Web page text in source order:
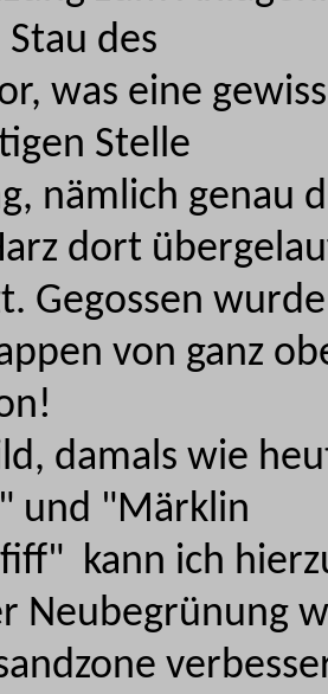
des
was eine
Stelle
nämlich genau
dort
Gegossen
von ganz
damals wie
und "Märklin
kann ich
Neubegrünung